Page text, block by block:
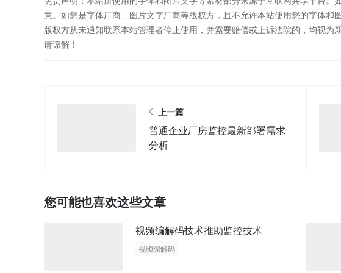
意。如您是字体厂商、图片文字厂商等版权方，且不允许本站使用您的字体
版权方从未通知联系本站管理者停止使用，并索要赔偿或上诉法院的，均视
请谅解！
上一篇
普通企业厂房监控最新部署需求
分析
您可能也喜欢这些文章
视频编解码技术推助监控技术
视频编解码